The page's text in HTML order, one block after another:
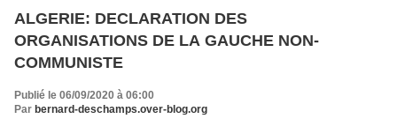
ALGERIE: DECLARATION DES
ORGANISATIONS DE LA GAUCHE NON-
COMMUNISTE
Publié le 06/09/2020 à 06:00
Par bernard-deschamps.over-blog.org